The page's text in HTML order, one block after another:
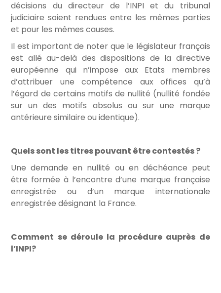
décisions du directeur de l’INPI et du tribunal
judiciaire soient rendues entre les mêmes parties
et pour les mêmes causes.
Il est important de noter que le législateur français
est allé au-delà des dispositions de la directive
européenne qui n’impose aux Etats membres
d’attribuer une compétence aux offices qu’à
l’égard de certains motifs de nullité (nullité fondée
sur un des motifs absolus ou sur une marque
antérieure similaire ou identique).
Quels sont les titres pouvant être contestés ?
Une demande en nullité ou en déchéance peut
être formée à l’encontre d’une marque française
enregistrée ou d’un marque internationale
enregistrée désignant la France.
Comment se déroule la procédure auprès de
l’INPI?